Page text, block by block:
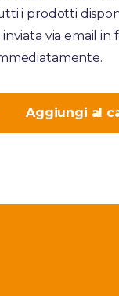
i prodotti
inviata via email
Aggiungi al